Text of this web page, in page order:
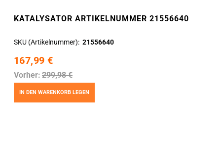
KATALYSATOR ARTIKELNUMMER 21556640
SKU (Artikelnummer) 21556640
167,99 €
Vorher: 299,98 €
IN DEN WARENKORB LEGEN